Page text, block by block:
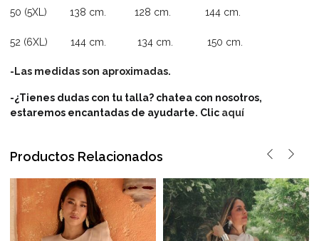
50 (5XL) 138 cm. 128 cm. 144 cm.
52 (6XL) 144 cm. 134 cm. 150 cm.
-Las medidas son aproximadas.
-¿Tienes dudas con tu talla? chatea con nosotros,
estaremos encantadas de ayudarte. Clic aquí
Productos Relacionados